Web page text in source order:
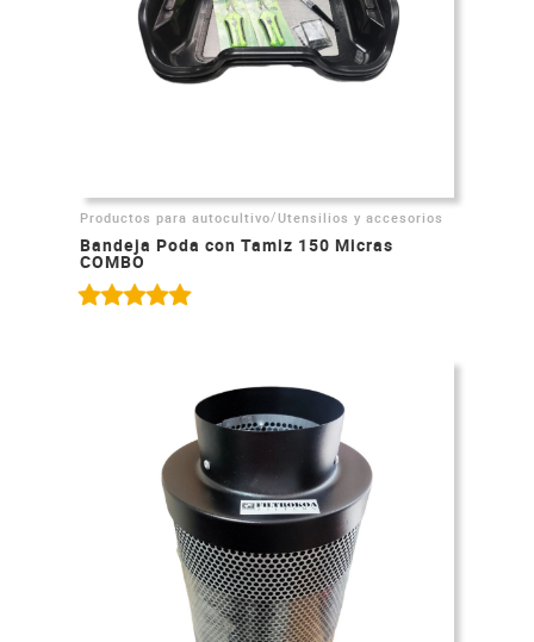
Productos para autocultivo/Utensilios y accesorios
Bandeja Poda con Tamiz 150 Micras
COMBO